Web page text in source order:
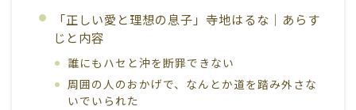
「正しい愛と理想の息子」寺地はるな｜あらす
じと内容
誰にもハセと沖を断罪できない
周囲の人のおかげで、なんとか道を踏み外さな
いでいられた